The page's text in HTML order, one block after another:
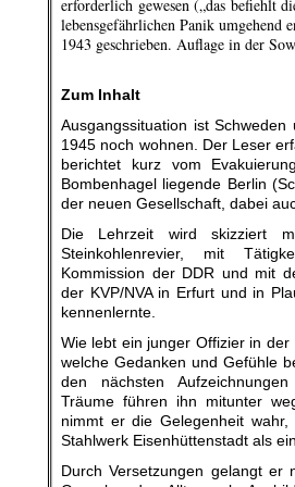
erforderlich gewesen („das befiehlt
lebensgefährlichen Panik umgehend
1943 geschrieben. Auflage in der
Zum Inhalt
Ausgangssituation ist
1945 noch wohnen. Der Leser
berichtet kurz vom
Bombenhagel liegende Berlin
der neuen Gesellschaft, dabei
Die Lehrzeit wird skizziert
Steinkohlenrevier, mit
Kommission der DDR und mit
der KVP/NVA in Erfurt und in
kennenlernte.
Wie lebt ein junger Offizier in
welche Gedanken und Gefühle
den nächsten
Träume führen ihn mitunter
nimmt er die Gelegenheit
Stahlwerk Eisenhüttenstadt als
Durch Versetzungen gelangt er